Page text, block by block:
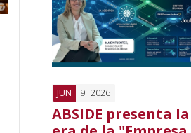
JUN 9 2026
ABSIDE presenta la